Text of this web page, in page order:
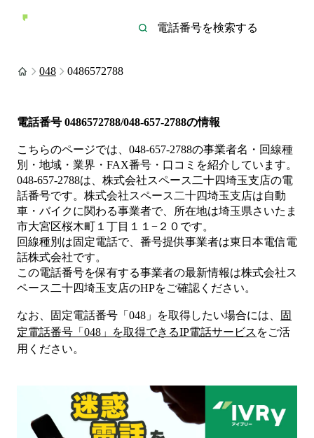
048 0486572788
電話番号 0486572788/048-657-2788の情報
こちらのページでは、 048-657-2788の事業者名・回線種
別・地域・業界・FAX番号・口コミを紹介しています。
048-657-2788は、 株式会社スペース二十四埼玉支店の電
話番号です。 株式会社スペース二十四埼玉支店は自動
車・バイクに関わる事業者で、所在地は埼玉県さいたま
市大宮区桜木町１丁目１１−２０ です。
回線種別は固定電話で、番号提供事業者は東日本電信電
話株式会社です。
この電話番号を保有する事業者の最新情報は株式会社ス
ペース二十四埼玉支店のHPをご確認ください。
なお、固定電話番号「 048 」を取得したい場合には、
固
定電話番号「 048 」を取得できるIP電話サービス をご活
用ください。